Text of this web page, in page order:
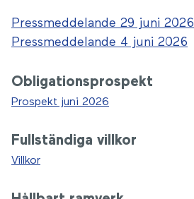
Pressmeddelande 29 juni 2026
Pressmeddelande 4 juni 2026
Obligationsprospekt
Prospekt juni 2026
Fullständiga villkor
Villkor